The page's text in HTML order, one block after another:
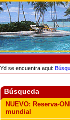
Yd se encuentra aqui:
Búsqueda
NUEVO: Reserva-
mundial